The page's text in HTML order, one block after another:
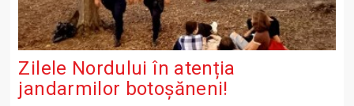
Zilele Nordului în atenția
jandarmilor botoșăneni!